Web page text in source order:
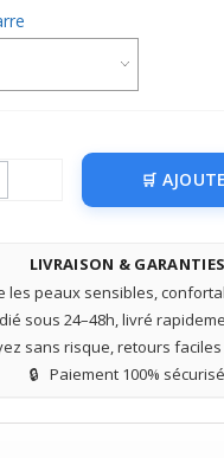
LIVRAISON & GARANTIES
les peaux sensibles,
sous 24–48h, livré
sans risque, retours
🔒 Paiement 100% sécurisé